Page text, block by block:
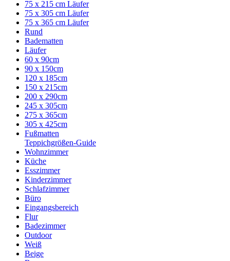
75 x 215 cm Läufer
75 x 305 cm Läufer
75 x 365 cm Läufer
Rund
Badematten
Läufer
60 x 90cm
90 x 150cm
120 x 185cm
150 x 215cm
200 x 290cm
245 x 305cm
275 x 365cm
305 x 425cm
Fußmatten
Teppichgrößen-Guide
Wohnzimmer
Küche
Esszimmer
Kinderzimmer
Schlafzimmer
Büro
Eingangsbereich
Flur
Badezimmer
Outdoor
Weiß
Beige